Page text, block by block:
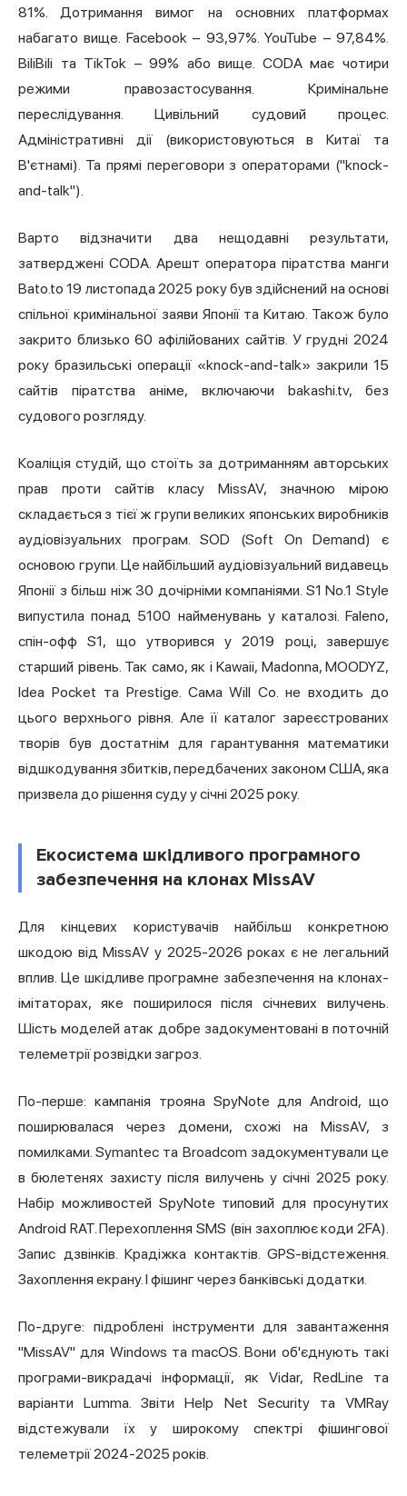
81%. Дотримання вимог на основних платформах
набагато вище. Facebook – 93,97%. YouTube – 97,84%.
BiliBili та TikTok – 99% або вище. CODA має чотири
режими правозастосування. Кримінальне
переслідування. Цивільний судовий процес.
Адміністративні дії (використовуються в Китаї та
В'єтнамі). Та прямі переговори з операторами ("knock-
and-talk").
Варто відзначити два нещодавні результати,
затверджені CODA. Арешт оператора піратства манги
Bato.to 19 листопада 2025 року був здійснений на основі
спільної кримінальної заяви Японії та Китаю. Також було
закрито близько 60 афілійованих сайтів. У грудні 2024
року бразильські операції «knock-and-talk» закрили 15
сайтів піратства аніме, включаючи bakashi.tv, без
судового розгляду.
Коаліція студій, що стоїть за дотриманням авторських
прав проти сайтів класу MissAV, значною мірою
складається з тієї ж групи великих японських виробників
аудіовізуальних програм. SOD (Soft On Demand) є
основою групи. Це найбільший аудіовізуальний видавець
Японії з більш ніж 30 дочірніми компаніями. S1 No.1 Style
випустила понад 5100 найменувань у каталозі. Faleno,
спін-офф S1, що утворився у 2019 році, завершує
старший рівень. Так само, як і Kawaii, Madonna, MOODYZ,
Idea Pocket та Prestige. Сама Will Co. не входить до
цього верхнього рівня. Але її каталог зареєстрованих
творів був достатнім для гарантування математики
відшкодування збитків, передбачених законом США, яка
призвела до рішення суду у січні 2025 року.
Екосистема шкідливого програмного
забезпечення на клонах MissAV
Для кінцевих користувачів найбільш конкретною
шкодою від MissAV у 2025-2026 роках є не легальний
вплив. Це шкідливе програмне забезпечення на клонах-
імітаторах, яке поширилося після січневих вилучень.
Шість моделей атак добре задокументовані в поточній
телеметрії розвідки загроз.
По-перше: кампанія трояна SpyNote для Android, що
поширювалася через домени, схожі на MissAV, з
помилками. Symantec та Broadcom задокументували це
в бюлетенях захисту після вилучень у січні 2025 року.
Набір можливостей SpyNote типовий для просунутих
Android RAT. Перехоплення SMS (він захоплює коди 2FA).
Запис дзвінків. Крадіжка контактів. GPS-відстеження.
Захоплення екрану. І фішинг через банківські додатки.
По-друге: підроблені інструменти для завантаження
"MissAV" для Windows та macOS. Вони об'єднують такі
програми-викрадачі інформації, як Vidar, RedLine та
варіанти Lumma. Звіти Help Net Security та VMRay
відстежували їх у широкому спектрі фішингової
телеметрії 2024-2025 років.